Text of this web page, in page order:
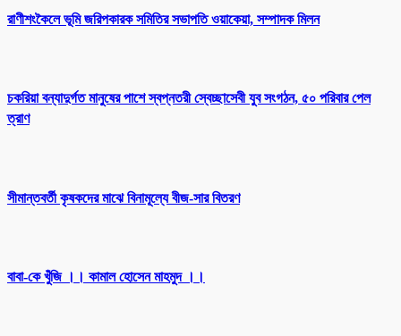
রাণীশংকৈলে ভূমি জরিপকারক সমিতির সভাপতি ওয়াকেয়া, সম্পাদক মিলন
চকরিয়া বন্যাদুর্গত মানুষের পাশে স্বপ্নতরী স্বেচ্ছাসেবী যুব সংগঠন, ৫০ পরিবার পেল
ত্রাণ
সীমান্তবর্তী কৃষকদের মাঝে বিনামূল্যে বীজ-সার বিতরণ
বাবা-কে খুঁজি ।। কামাল হোসেন মাহমুদ ।।